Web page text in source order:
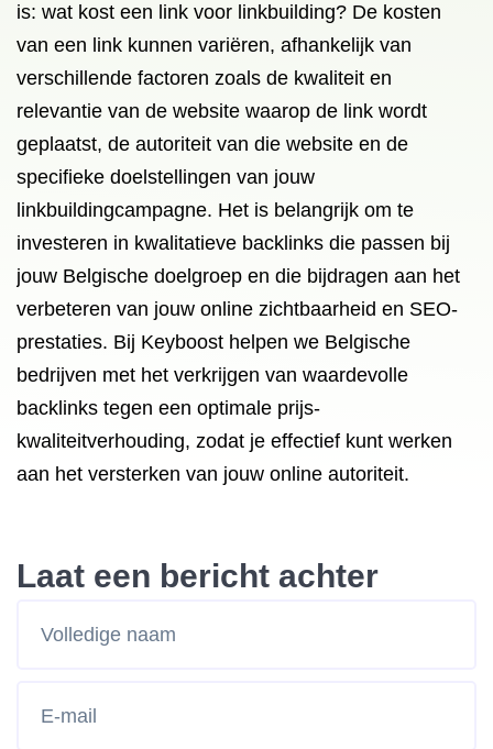
is: wat kost een link voor linkbuilding? De kosten
van een link kunnen variëren, afhankelijk van
verschillende factoren zoals de kwaliteit en
relevantie van de website waarop de link wordt
geplaatst, de autoriteit van die website en de
specifieke doelstellingen van jouw
linkbuildingcampagne. Het is belangrijk om te
investeren in kwalitatieve backlinks die passen bij
jouw Belgische doelgroep en die bijdragen aan het
verbeteren van jouw online zichtbaarheid en SEO-
prestaties. Bij Keyboost helpen we Belgische
bedrijven met het verkrijgen van waardevolle
backlinks tegen een optimale prijs-
kwaliteitverhouding, zodat je effectief kunt werken
aan het versterken van jouw online autoriteit.
Laat een bericht achter